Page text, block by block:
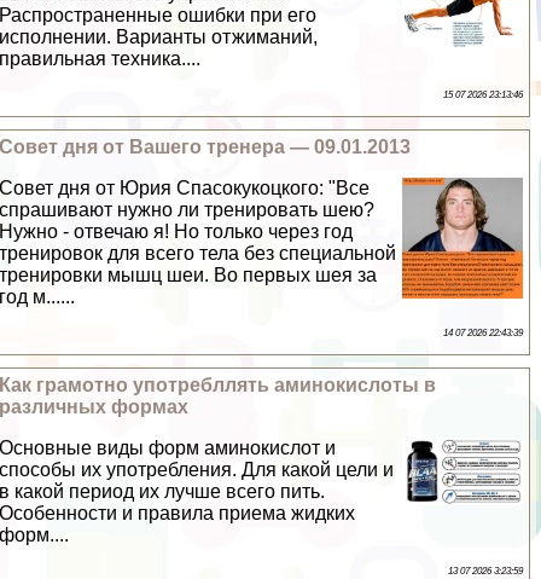
Распространенные ошибки при его
исполнении. Варианты отжиманий,
правильная техника....
15 07 2026 23:13:46
Совет дня от Вашего тренера — 09.01.2013
Совет дня от Юрия Спасокукоцкого: "Все
спрашивают нужно ли тренировать шею?
Нужно - отвечаю я! Но только через год
тренировок для всего тела без специальной
тренировки мышц шеи. Во первых шея за
год м......
14 07 2026 22:43:39
Как грамотно употрeбллять аминокислоты в
различных формах
Основные виды форм аминокислот и
способы их употрeбления. Для какой цели и
в какой период их лучше всего пить.
Особенности и правила приема жидких
форм....
13 07 2026 3:23:59